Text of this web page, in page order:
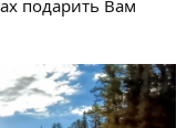
подарить Вам